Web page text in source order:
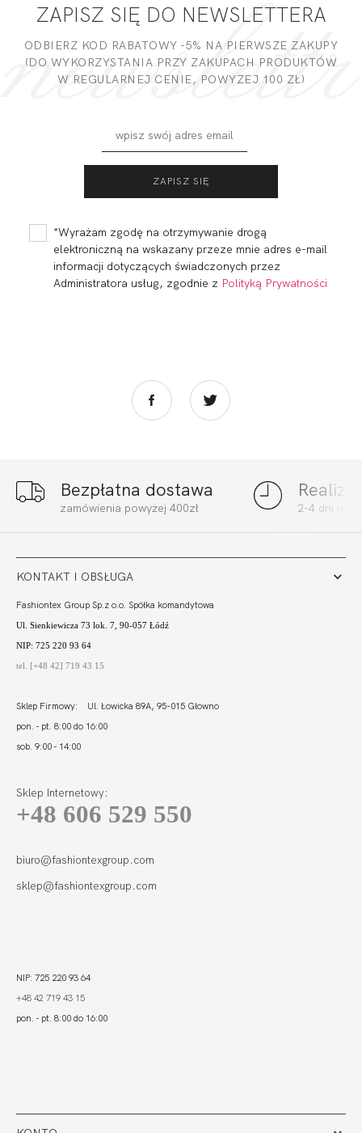
129,80 38,94 zł 147,40
BEACH ESPANA
BEACH SOFT
BEACH TANKINI
ZAPISZ SIĘ DO NEWSLETTERA
ODBIERZ KOD RABATOWY -5% NA PIERWSZE ZAKUPY
(DO WYKORZYSTANIA PRZY ZAKUPACH PRODUKTÓW
W REGULARNEJ CENIE, POWYZEJ 100 ZŁ)
*Wyrażam zgodę na otrzymywanie drogą
elektroniczną na wskazany przeze mnie adres e-mail
informacji dotyczących świadczonych przez
Administratora usług, zgodnie z Polityką Prywatności
Bezpłatna dostawa
zamówienia powyżej 400zł 2-4 dni
KONTAKT I OBSŁUGA
Fashiontex Group Sp.z o.o. Spółka komandytowa
Ul. Sienkiewicza 73 lok. 7, 90-057 Łódź
NIP: 725 220 93 64
tel. [+48 42] 719 43 15
Sklep Firmowy: Ul. Łowicka 89A, 95-015 Głowno
pon. - pt. 8:00 do 16:00
sob. 9:00 - 14:00
Sklep Internetowy:
+48 606 529 550
biuro@fashiontexgroup.com
sklep@fashiontexgroup.com
NIP: 725 220 93 64
+48 42 719 43 15
pon. - pt. 8:00 do 16:00